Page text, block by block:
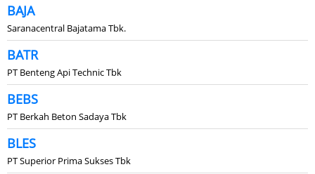
BAJA
Saranacentral Bajatama Tbk.
BATR
PT Benteng Api Technic Tbk
BEBS
PT Berkah Beton Sadaya Tbk
BLES
PT Superior Prima Sukses Tbk